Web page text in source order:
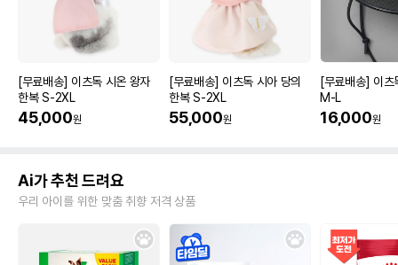
[무료배송] 이츠독 시온 왕자
한복 S-2XL
45,000원
[무료배송] 이츠독 시아 당의
한복 S-2XL
55,000원
[무료배송] 이츠
M-L
16,000원
Ai가 추천 드려요
우리 아이를 위한 맞춤 취향 저격 상품